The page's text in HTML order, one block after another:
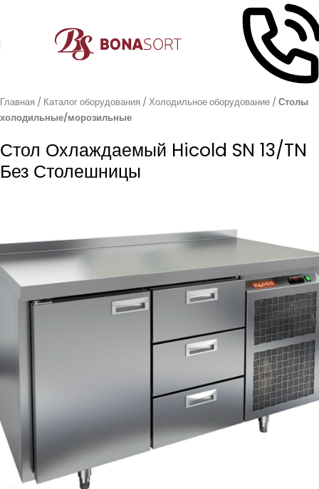
Главная Каталог оборудования Холодильное оборудование
Столы
холодильные/морозильные
Стол Охлаждаемый Hicold SN 13/TN
Без Столешницы